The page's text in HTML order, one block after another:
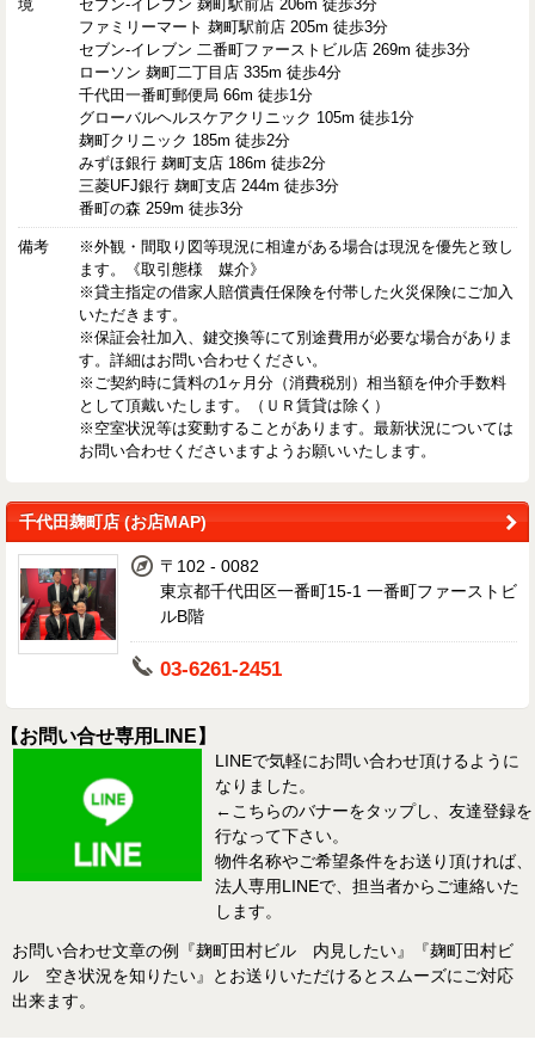
境
セブン-イレブン 麹町駅前店 206m 徒歩3分
ファミリーマート 麹町駅前店 205m 徒歩3分
セブン-イレブン 二番町ファーストビル店 269m 徒歩3分
ローソン 麹町二丁目店 335m 徒歩4分
千代田一番町郵便局 66m 徒歩1分
グローバルヘルスケアクリニック 105m 徒歩1分
麹町クリニック 185m 徒歩2分
みずほ銀行 麹町支店 186m 徒歩2分
三菱UFJ銀行 麹町支店 244m 徒歩3分
番町の森 259m 徒歩3分
備考
※外観・間取り図等現況に相違がある場合は現況を優先と致し
ます。《取引態様 媒介》
※貸主指定の借家人賠償責任保険を付帯した火災保険にご加入
いただきます。
※保証会社加入、鍵交換等にて別途費用が必要な場合がありま
す。詳細はお問い合わせください。
※ご契約時に賃料の1ヶ月分（消費税別）相当額を仲介手数料
として頂戴いたします。（ＵＲ賃貸は除く）
※空室状況等は変動することがあります。最新状況については
お問い合わせくださいますようお願いいたします。
千代田麹町店 (お店MAP)
〒102 - 0082
東京都千代田区一番町15-1 一番町ファーストビ
ルB階
03-6261-2451
【お問い合せ専用LINE】
LINEで気軽にお問い合わせ頂けるように
なりました。
←こちらのバナーをタップし、友達登録を
行なって下さい。
物件名称やご希望条件をお送り頂ければ、
法人専用LINEで、担当者からご連絡いた
します。
お問い合わせ文章の例『麹町田村ビル 内見したい』『麹町田村ビ
ル 空き状況を知りたい』とお送りいただけるとスムーズにご対応
出来ます。